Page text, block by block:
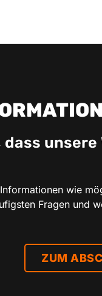
wie
Fragen und
ZUM